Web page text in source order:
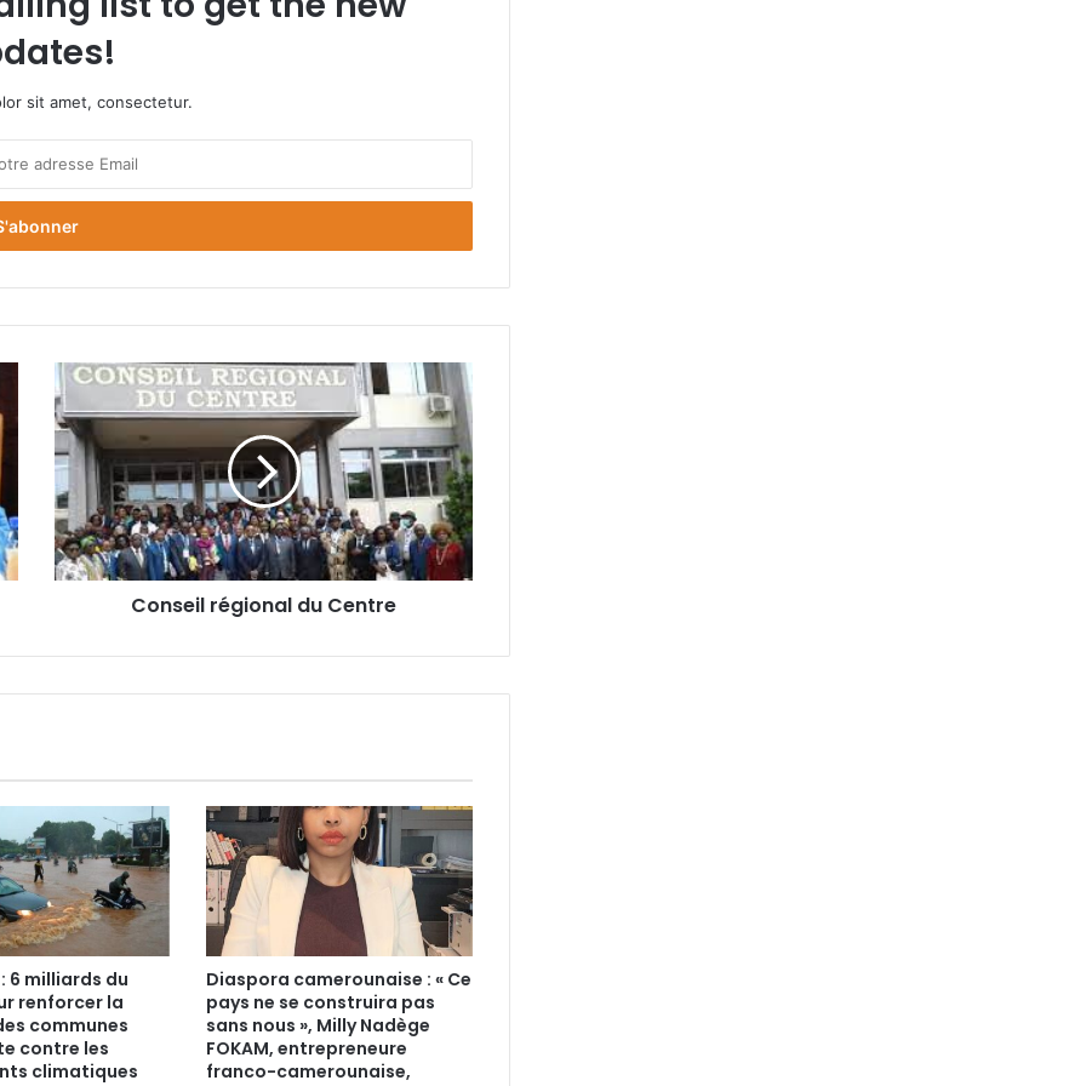
sit amet, consectetur.
Conseil régional du Centre
6 milliards du
renforcer la
communes
contre les
climatiques
Diaspora camerounaise : « Ce
pays ne se construira pas
sans nous », Milly Nadège
FOKAM, entrepreneure
franco-camerounaise,